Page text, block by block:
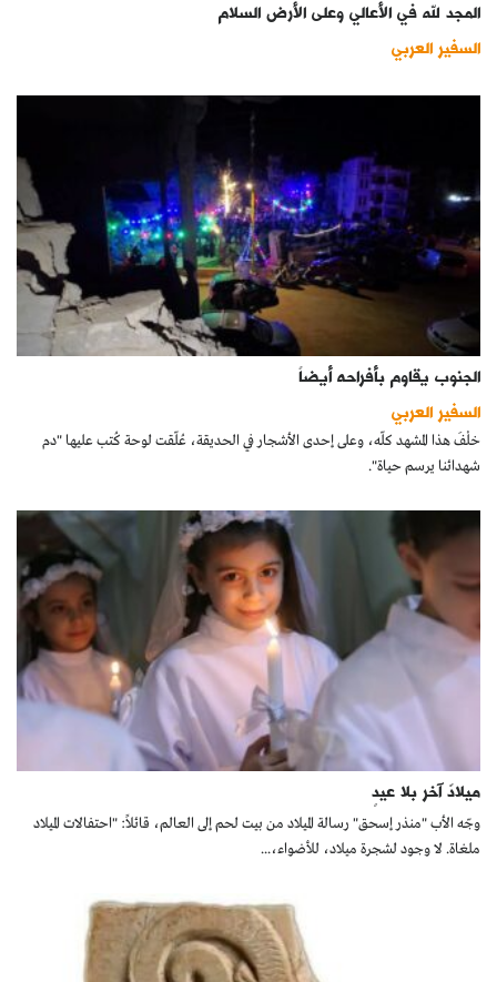
المجد لله في الأعالي وعلى الأرض السلام
السفير العربي
الجنوب يقاوم بأفراحه أيضاً
السفير العربي
خلْفَ هذا المشهد كلّه، وعلى إحدى الأشجار في الحديقة، عُلّقت لوحة كُتب عليها "دم
شهدائنا يرسم حياة".
ميلادٌ آخر بلا عيدٍ
وجّه الأب "منذر إسحق" رسالة الميلاد من بيت لحم إلى العالم، قائلاً: "احتفالات الميلاد
ملغاة. لا وجود لشجرة ميلاد، للأضواء،...